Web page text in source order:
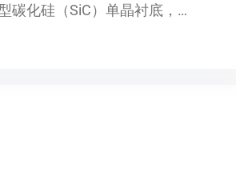
碳化硅（SiC）单晶衬底，…